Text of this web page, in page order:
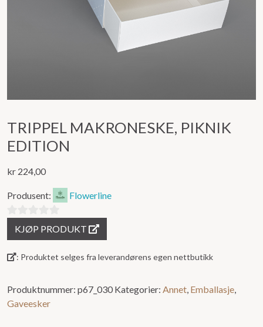
TRIPPEL MAKRONESKE, PIKNIK
EDITION
kr 224,00
Produsent: Flowerline
ut
av
KJØP PRODUKT
: Produktet selges fra leverandørens egen nettbutikk
Produktnummer: p67_030 Kategorier: Annet Emballasje
Gaveesker